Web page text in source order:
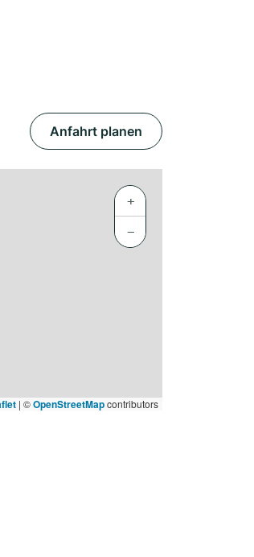
Anfahrt planen
+
−
| ©OpenStreetMapcontributors